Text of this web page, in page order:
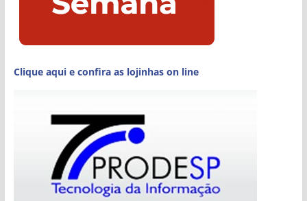
Clique aqui e confira as lojinhas on line